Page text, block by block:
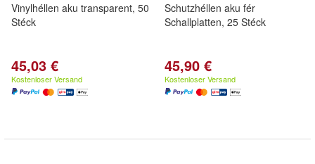
Vinylhéllen aku transparent, 50
Stéck
45,03 €
Kostenloser Versand
Schutzhéllen aku fér
Schallplatten, 25 Stéck
45,90 €
Kostenloser Versand